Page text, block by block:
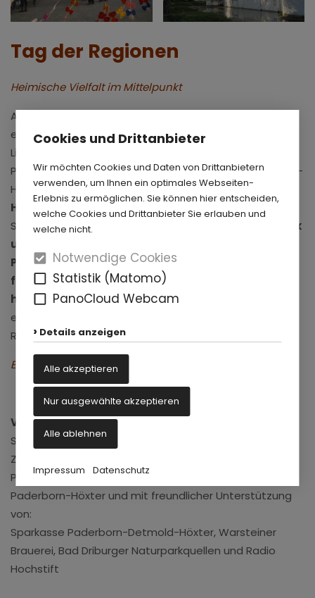
Cookies und Drittanbieter
Wir möchten Cookies und Daten von Drittanbietern
verwenden, um Ihnen ein optimales Webseiten-
Erlebnis zu ermöglichen. Sie können hier entscheiden,
welche Cookies und Drittanbieter Sie erlauben und
welche nicht.
Notwendige Cookies
Statistik (Matomo)
PanoCloud Webcam
Details anzeigen
Alle akzeptieren
Nur ausgewählte akzeptieren
Alle ablehnen
Impressum Datenschutz
Tag der Regionen
Heimische Vielfalt im Mittelpunkt
Am 3. Oktober klingt der SchlossSommer 2026 mit
einem guten Stück Zuhause aus. Schlosspark und
Lippesee Gesellschaft, Kreislandfrauenverband
Paderborn und der LandfrauenServiceverein Paderborn-
Höxterpräsentieren beim „Tag der Regionen“
Heimat in ihrer schönsten Form
. Man erlebt im
Schlosspark ein
Fest aus heimischer Kultur, Kulinarik
und (Kunst-)Handwerk
Programmpunkte zum Anschauen und Mitmachen
für jedes Alter. EinMarkt aus heimischen und
hausgemachten Waren und Leckereien
einen Blick auf Vielfalt und Reichhaltigkeit unserer
Regionen.
Einladung zum ökumenischen Gottesdienst um 11 Uhr!
Veranstalter:
Schlosspark und Lippesee Gesellschaft in
Zusammenarbeit mit dem Kreislandfrauenverband
Paderborn und dem LandfrauenServiceverein
Paderborn-Höxter und mit freundlicher Unterstützung
von:
Sparkasse Paderborn-Detmold-Höxter, Warsteiner
Brauerei, Bad Driburger Naturparkquellen und Radio
Hochstift